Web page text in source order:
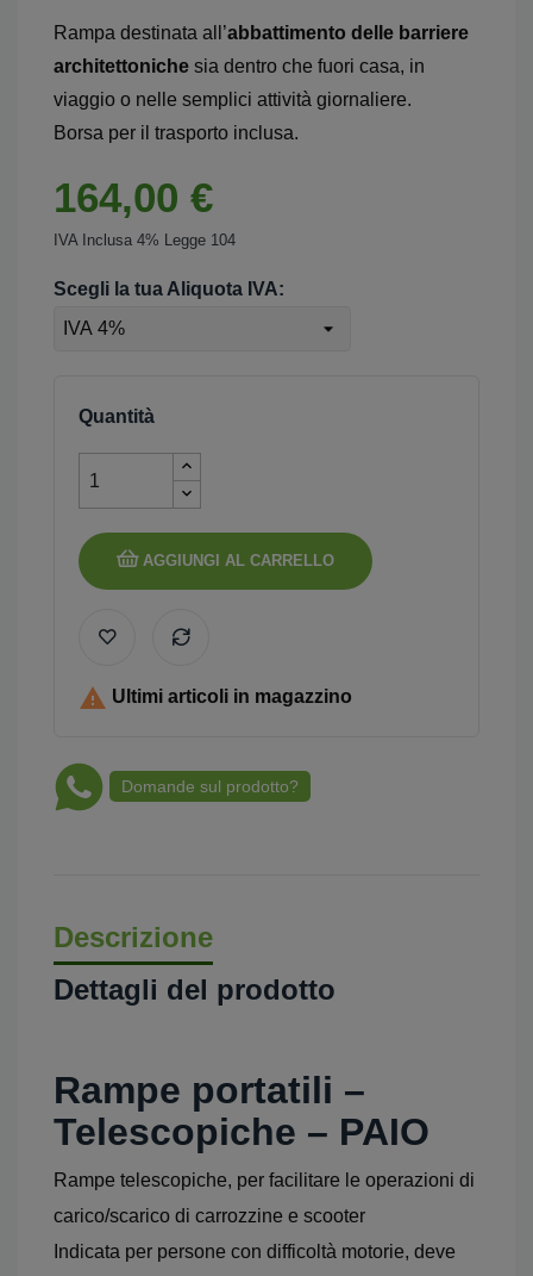
Rampa destinata all’abbattimento delle barriere
architettoniche sia dentro che fuori casa, in
viaggio o nelle semplici attività giornaliere.
Borsa per il trasporto inclusa.
164,00 €
IVA Inclusa 4% Legge 104
Scegli la tua Aliquota IVA:
Quantità
AGGIUNGI AL CARRELLO
 Ultimi articoli in magazzino
Domande sul prodotto?
Descrizione
Dettagli del prodotto
Rampe portatili –
Telescopiche – PAIO
Rampe telescopiche, per facilitare le operazioni di
carico/scarico di carrozzine e scooter
Indicata per persone con difficoltà motorie, deve